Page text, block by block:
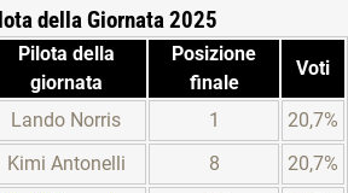
della Giornata 2025
Pilota della
giornata
Posizione
finale
Voti
Lando Norris 1
20,7%
Kimi Antonelli 8
20,7%